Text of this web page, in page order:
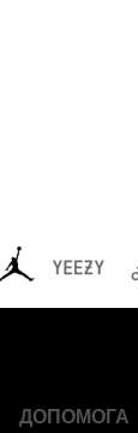
ДОПОМОГА